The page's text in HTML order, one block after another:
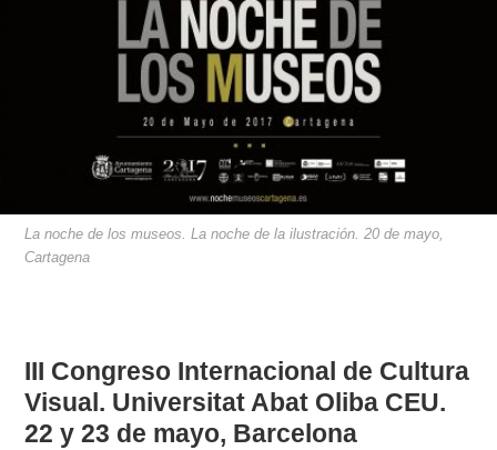
La noche de los museos. La noche de la ilustración. 20 de mayo,
Cartagena
III Congreso Internacional de Cultura
Visual. Universitat Abat Oliba CEU.
22 y 23 de mayo, Barcelona